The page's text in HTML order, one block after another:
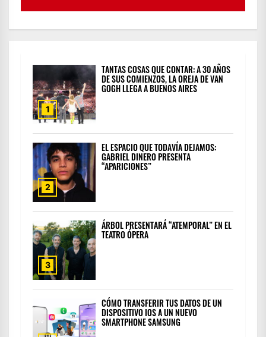
1
TANTAS COSAS QUE CONTAR: A 30 AÑOS
DE SUS COMIENZOS, LA OREJA DE VAN
GOGH LLEGA A BUENOS AIRES
2
EL ESPACIO QUE TODAVÍA DEJAMOS:
GABRIEL DINERO PRESENTA
“APARICIONES”
3
ÁRBOL PRESENTARÁ “ATEMPORAL” EN EL
TEATRO ÓPERA
CÓMO TRANSFERIR TUS DATOS DE UN
DISPOSITIVO IOS A UN NUEVO
SMARTPHONE SAMSUNG